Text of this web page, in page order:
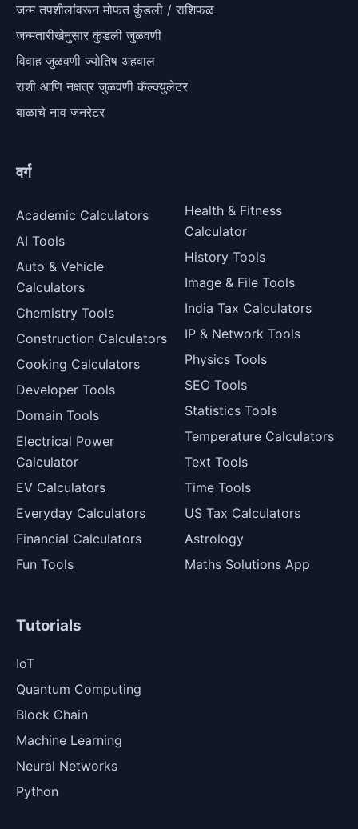
जन्म तपशीलांवरून मोफत कुंडली / राशिफळ
जन्मतारीखेनुसार कुंडली जुळवणी
विवाह जुळवणी ज्योतिष अहवाल
राशी आणि नक्षत्र जुळवणी कॅल्क्युलेटर
बाळाचे नाव जनरेटर
वर्ग
Academic Calculators
AI Tools
Auto & Vehicle
Calculators
Chemistry Tools
Construction Calculators
Cooking Calculators
Developer Tools
Domain Tools
Electrical Power
Calculator
EV Calculators
Everyday Calculators
Financial Calculators
Fun Tools
Health & Fitness
Calculator
History Tools
Image & File Tools
India Tax Calculators
IP & Network Tools
Physics Tools
SEO Tools
Statistics Tools
Temperature Calculators
Text Tools
Time Tools
US Tax Calculators
Astrology
Maths Solutions App
Tutorials
IoT
Quantum Computing
Block Chain
Machine Learning
Neural Networks
Python